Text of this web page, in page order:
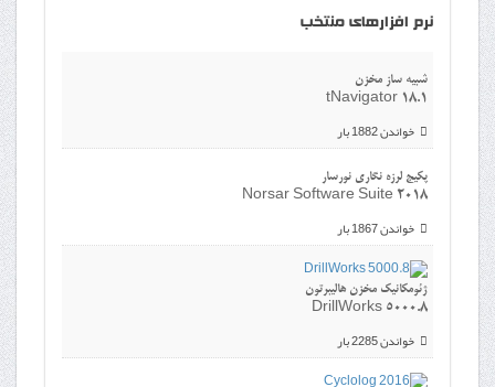
نرم افزارهای منتخب
شبیه ساز مخزن
tNavigator 18.1
خواندن 1882 بار
پکیج لرزه نگاری نورسار
Norsar Software Suite 2018
خواندن 1867 بار
ژئومکانیک مخزن هالیبرتون
DrillWorks 5000.8
خواندن 2285 بار